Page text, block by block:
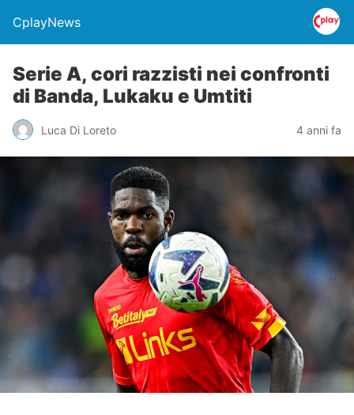
CplayNews
Serie A, cori razzisti nei confronti
di Banda, Lukaku e Umtiti
Luca Di Loreto 4 anni fa